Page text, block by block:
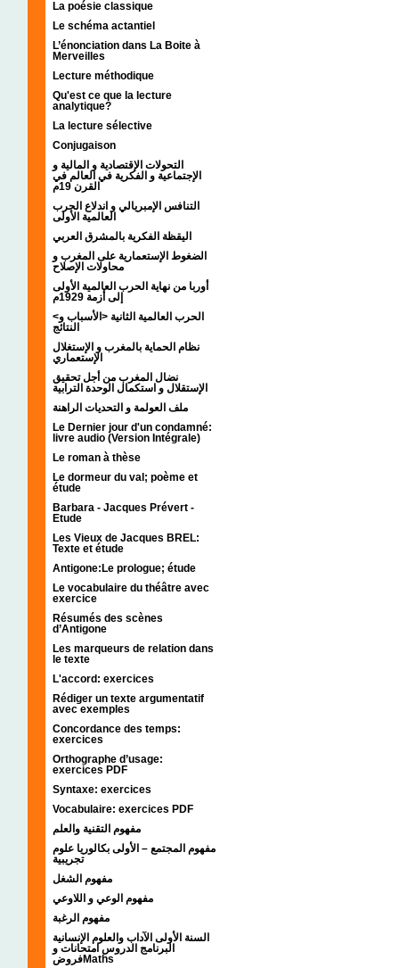
La poésie classique
Le schéma actantiel
L’énonciation dans La Boite à
Merveilles
Lecture méthodique
Qu'est ce que la lecture
analytique?
La lecture sélective
Conjugaison
التحولات الإقتصادية و المالية و
الإجتماعية و الفكرية في العالم في
القرن 19م
التنافس الإمبريالي و اندلاع الحرب
العالمية الأولى
اليقظة الفكرية بالمشرق العربي
الضغوط الإستعمارية على المغرب و
محاولات الإصلاح
أوربا من نهاية الحرب العالمية الأولى
إلى أزمة 1929م
<الحرب العالمية الثانية <الأسباب و
النتائج
نظام الحماية بالمغرب و الإستغلال
الإستعماري
نضال المغرب من أجل تحقيق
الإستقلال و استكمال الوحدة الترابية
ملف العولمة و التحديات الراهنة
Le Dernier jour d'un condamné:
livre audio (Version Intégrale)
Le roman à thèse
Le dormeur du val; poème et
étude
Barbara - Jacques Prévert -
Etude
Les Vieux de Jacques BREL:
Texte et étude
Antigone:Le prologue; étude
Le vocabulaire du théâtre avec
exercice
Résumés des scènes
d’Antigone
Les marqueurs de relation dans
le texte
L'accord: exercices
Rédiger un texte argumentatif
avec exemples
Concordance des temps:
exercices
Orthographe d’usage:
exercices PDF
Syntaxe: exercices
Vocabulaire: exercices PDF
مفهوم التقنية والعلم
مفهوم المجتمع – الأولى بكالوريا علوم
تجريبية
مفهوم الشغل
مفهوم الوعي و اللاوعي
مفهوم الرغبة
السنة الأولى الآداب والعلوم الإنسانية
البرنامج الدروس امتحانات و
فروضMaths